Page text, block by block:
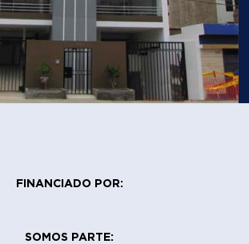
FINANCIADO POR:
SOMOS PARTE: